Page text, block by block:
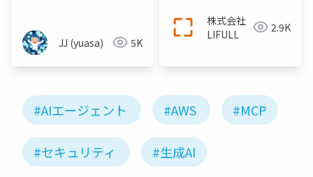
JJ (yuasa) 5K
株式会社
LIFULL
2.9K
#AIエージェント #AWS #MCP
#セキュリティ #生成AI